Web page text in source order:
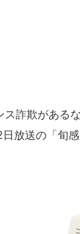
詐欺がある
放送の「旬